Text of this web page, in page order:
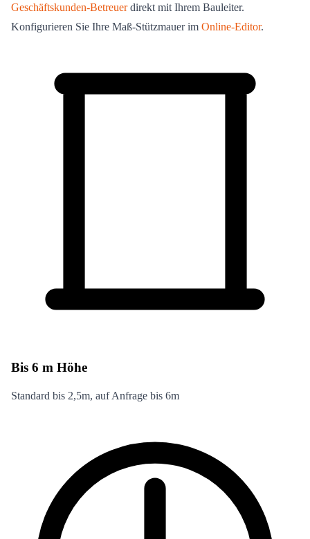
Geschäftskunden-Betreuerdirekt mit Ihrem Bauleiter.
Konfigurieren Sie Ihre Maß-Stützmauer im Online-Editor.
Bis 6 m Höhe
Standard bis 2,5m, auf Anfrage bis 6m